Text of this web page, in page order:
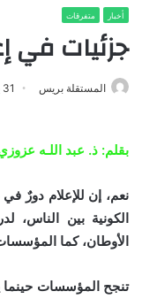
أخبار متفرقات
جزئيات في
المستقلة بريس 31 يوليو، 2020
بقلم: ذ. عبد اللـه
نعم، إن للإعلام دورٌ
الكونية بين الناس،
الأوطان، كما
تنجح المؤسسات حينما